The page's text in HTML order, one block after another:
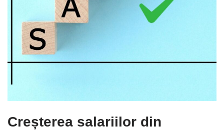
Creșterea salariilor din